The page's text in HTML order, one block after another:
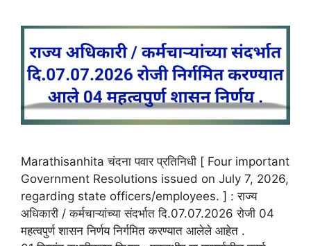
Marathisanhita चंदना पवार प्रतिनिधी [ Four important
Government Resolutions issued on July 7, 2026,
regarding state officers/employees. ] : राज्य
अधिकारी / कर्मचाऱ्यांच्या संदर्भात दि.07.07.2026 रोजी 04
महत्वपुर्ण शासन निर्णय निर्गमित करण्यात आलेले आहेत .